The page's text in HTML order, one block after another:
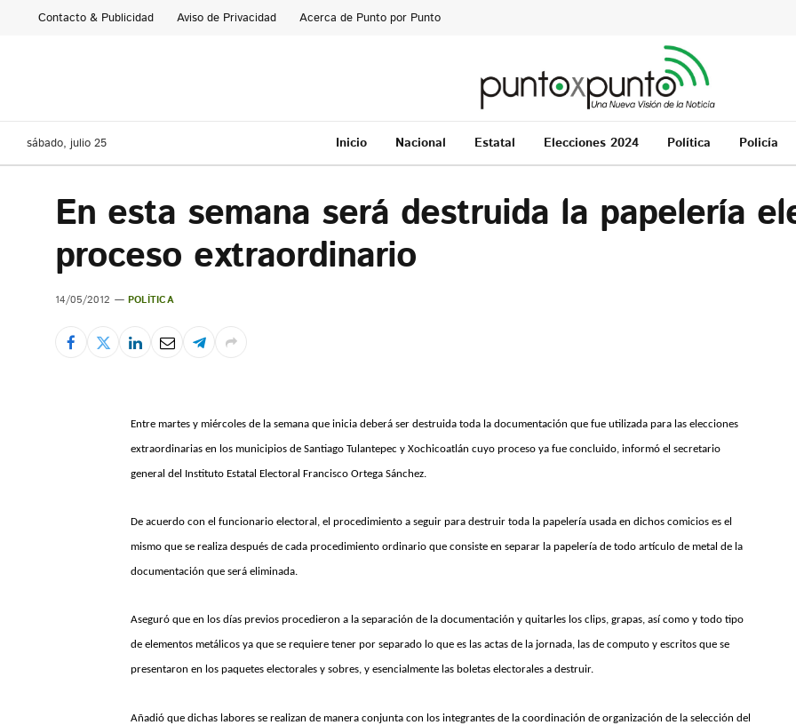
Contacto & Publicidad Aviso de Privacidad Acerca de Punto por Punto
sábado, julio 25 Inicio Nacional Estatal Elecciones 2024 Política Policía
En esta semana será destruida la papelería
proceso extraordinario
14/05/2012 POLÍTICA
Entre martes y miércoles de la semana que inicia deberá ser destruida toda la documentación que fue utilizada para las elecciones
extraordinarias en los municipios de Santiago Tulantepec y Xochicoatlán cuyo proceso ya fue concluido, informó el secretario
general del Instituto Estatal Electoral Francisco Ortega Sánchez.
De acuerdo con el funcionario electoral, el procedimiento a seguir para destruir toda la papelería usada en dichos comicios es el
mismo que se realiza después de cada procedimiento ordinario que consiste en separar la papelería de todo artículo de metal de la
documentación que será eliminada.
Aseguró que en los días previos procedieron a la separación de la documentación y quitarles los clips, grapas, así como y todo tipo
de elementos metálicos ya que se requiere tener por separado lo que es las actas de la jornada, las de computo y escritos que se
presentaron en los paquetes electorales y sobres, y esencialmente las boletas electorales a destruir.
Añadió que dichas labores se realizan de manera conjunta con los integrantes de la coordinación de organización de la selección del